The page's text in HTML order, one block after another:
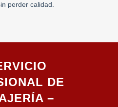
perder calidad.
DE
–